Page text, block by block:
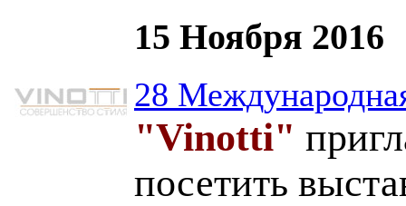
15 Ноября 2016
28
"Vinotti"
посетить